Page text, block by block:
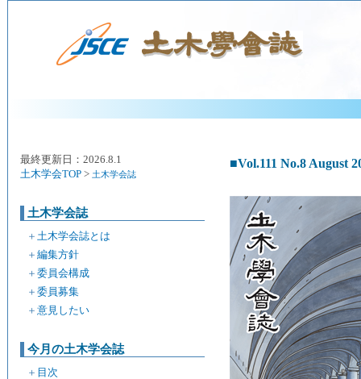
最終更新日：2026.8.1
土木学会TOP > 土木学会誌
土木学会誌
＋ 土木学会誌とは
＋ 編集方針
＋ 委員会構成
＋ 委員募集
＋ 意見したい
今月の土木学会誌
＋ 目次
■Vol.111 No.8 August